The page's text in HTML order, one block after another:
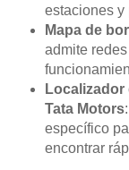
estaciones y
Mapa de
admite
Tata Motors
específico
encontrar